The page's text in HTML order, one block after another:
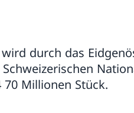
durch das
Millionen Stück.